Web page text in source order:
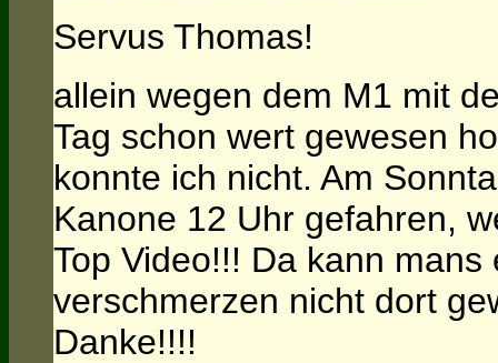
Servus Thomas!
allein wegen dem M1 mit
Tag schon wert gewesen
konnte ich nicht. Am
Kanone 12 Uhr gefahren,
Top Video!!! Da kann mans
verschmerzen nicht dort
Danke!!!!